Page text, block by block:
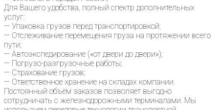
Для Вашего удобства, полный спектр дополнительных
услуг:
— Упаковка грузов перед транспортировкой;
— Отслеживание перемещения груза на протяжении всего
пути;
— Автоэкспедирование («от двери до двери»);
— Погрузо-разгрузочные работы;
— Страхование грузов;
— Ответственное хранение на складах компании.
Постоянный объём заказов позволяет выгодно
сотрудничать с железнодорожными терминалами. Мы